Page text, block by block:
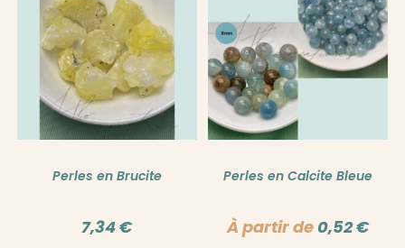
Perles en Brucite
7,34€
Perles en Calcite Bleue
À partir de 0,52€